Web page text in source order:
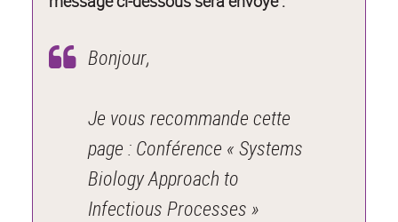
Bonjour,
Je vous recommande cette
page : Conférence « Systems
Biology Approach to
Infectious Processes »